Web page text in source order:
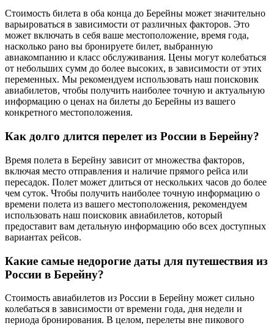
Стоимость билета в оба конца до Берейны может значительно
варьироваться в зависимости от различных факторов. Это
может включать в себя ваше местоположение, время года,
насколько рано вы бронируете билет, выбранную
авиакомпанию и класс обслуживания. Цены могут колебаться
от небольших сумм до более высоких, в зависимости от этих
переменных. Мы рекомендуем использовать наш поисковик
авиабилетов, чтобы получить наиболее точную и актуальную
информацию о ценах на билеты до Берейны из вашего
конкретного местоположения.
Как долго длится перелет из России в Берейну?
Время полета в Берейну зависит от множества факторов,
включая место отправления и наличие прямого рейса или
пересадок. Полет может длиться от нескольких часов до более
чем суток. Чтобы получить наиболее точную информацию о
времени полета из вашего местоположения, рекомендуем
использовать наш поисковик авиабилетов, который
предоставит вам детальную информацию обо всех доступных
вариантах рейсов.
Какие самые недорогие даты для путешествия из
России в Берейну?
Стоимость авиабилетов из России в Берейну может сильно
колебаться в зависимости от времени года, дня недели и
периода бронирования. В целом, перелеты вне пикового